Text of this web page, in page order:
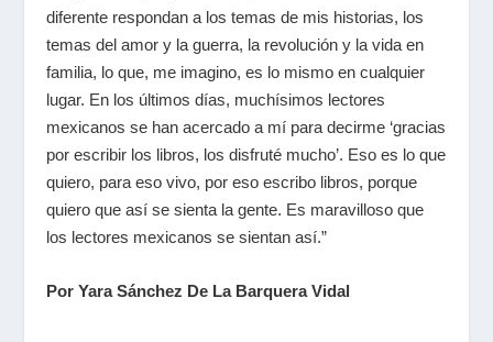
diferente respondan a los temas de mis historias, los
temas del amor y la guerra, la revolución y la vida en
familia, lo que, me imagino, es lo mismo en cualquier
lugar. En los últimos días, muchísimos lectores
mexicanos se han acercado a mí para decirme ‘gracias
por escribir los libros, los disfruté mucho’. Eso es lo que
quiero, para eso vivo, por eso escribo libros, porque
quiero que así se sienta la gente. Es maravilloso que
los lectores mexicanos se sientan así.”
Por Yara Sánchez De La Barquera Vidal